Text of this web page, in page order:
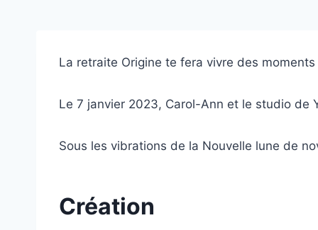
La retraite Origine te fera vivre des
Le 7 janvier 2023, Carol-Ann et le studio de
Sous les vibrations de la Nouvelle lune de
Création